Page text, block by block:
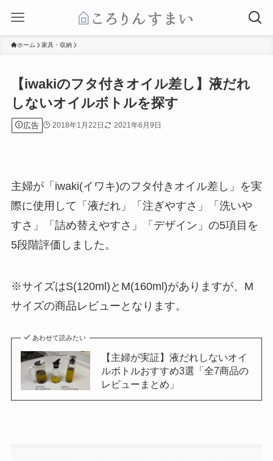
ホーム 家具・収納
【iwakiのフタ付きオイル差し】液だれ
しないオイルボトルを探す
広告 2018年1月22日 2021年6月9日
主婦が「 iwaki(イワキ)のフタ付きオイル差し 」を実
際に使用して「液だれ」「注ぎやすさ」「洗いや
すさ」「詰め替えやすさ」「デザイン」の5項目を
5段階評価しました。
※サイズはS(120ml)とM(160ml)がありますが、M
サイズの商品レビューとなります。
あわせて読みたい
【主婦が実証】液だれしないオイ
ルボトルおすすめ3選「全7商品の
レビューまとめ」